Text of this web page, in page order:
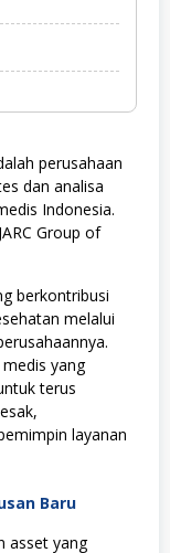
perusahaan
dan analisa
Indonesia.
Group of
berkontribusi
melalui
yang
terus
layanan
Baru
asset yang